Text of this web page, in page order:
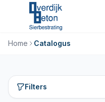
Home Catalogus
Filters